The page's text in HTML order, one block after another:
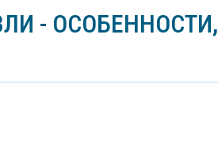
- ОСОБЕННОСТИ,